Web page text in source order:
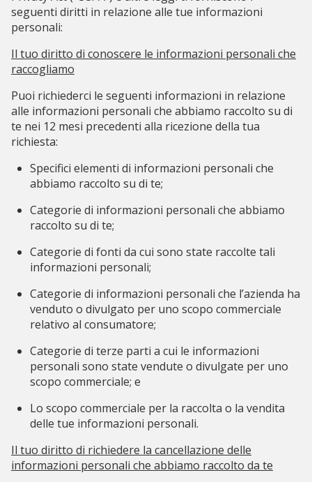
seguenti diritti in relazione alle tue informazioni
personali:
Il tuo diritto di conoscere le informazioni personali che
raccogliamo
Puoi richiederci le seguenti informazioni in relazione
alle informazioni personali che abbiamo raccolto su di
te nei 12 mesi precedenti alla ricezione della tua
richiesta:
Specifici elementi di informazioni personali che
abbiamo raccolto su di te;
Categorie di informazioni personali che abbiamo
raccolto su di te;
Categorie di fonti da cui sono state raccolte tali
informazioni personali;
Categorie di informazioni personali che l’azienda ha
venduto o divulgato per uno scopo commerciale
relativo al consumatore;
Categorie di terze parti a cui le informazioni
personali sono state vendute o divulgate per uno
scopo commerciale; e
Lo scopo commerciale per la raccolta o la vendita
delle tue informazioni personali.
Il tuo diritto di richiedere la cancellazione delle
informazioni personali che abbiamo raccolto da te